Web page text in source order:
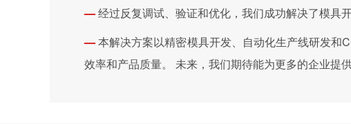
—经过反复调试、验证和优化，我们成功解决了模具
—本解决方案以精密模具开发、自动化生产线研发
效率和产品质量。 未来，我们期待能为更多的企业提